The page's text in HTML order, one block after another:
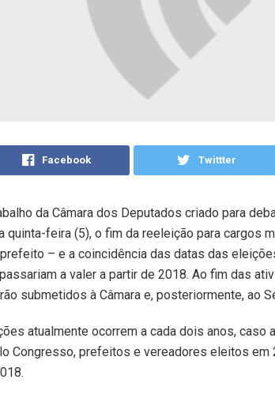
Facebook Twittter
da Câmara dos Deputados criado para
quinta-feira (5), o fim da reeleição para cargos
– e a coincidência das datas das
a valer a partir de 2018. Ao fim das
submetidos à Câmara e, posteriormente, ao
atualmente ocorrem a cada dois anos, caso
Congresso, prefeitos e vereadores eleitos em